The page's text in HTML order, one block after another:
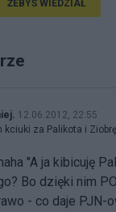
ŻEBYŚ WIEDZIAŁ
12.06.2012, 22:55
kciuki za Palikota i
"A ja kibicuję
Bo dzięki nim
- co daje PJN-